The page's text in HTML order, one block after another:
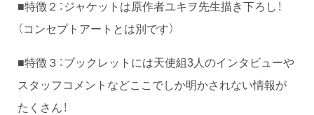
■特徴２：ジャケットは原作者ユキヲ先生描き下ろし！
（コンセプトアートとは別です）
■特徴３：ブックレットには天使組3人のインタビューや
スタッフコメントなどここでしか明かされない情報が
たくさん！